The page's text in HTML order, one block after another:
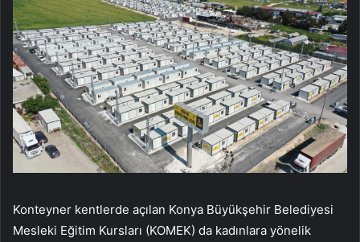
Konteyner kentlerde açılan Konya Büyükşehir Belediyesi
Mesleki Eğitim Kursları (KOMEK) da kadınlara yönelik